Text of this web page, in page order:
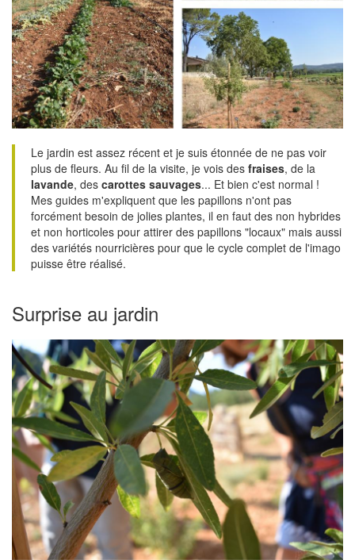
Le jardin est assez récent et je suis étonnée de ne pas voir
plus de fleurs. Au fil de la visite, je vois des fraises, de la
lavande, des carottes sauvages... Et bien c'est normal !
Mes guides m'expliquent que les papillons n'ont pas
forcément besoin de jolies plantes, il en faut des non hybrides
et non horticoles pour attirer des papillons "locaux" mais aussi
des variétés nourricières pour que le cycle complet de l'imago
puisse être réalisé.
Surprise au jardin